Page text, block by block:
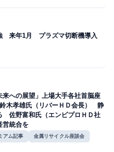
来年1月 プラズマ切断機導入
への展望」上場大手各社首脳座
孝雄氏（リバーＨＤ会長） 静
佐野富和氏（エンビプロＨＤ社
統合を
アム記事 金属リサイクル座談会